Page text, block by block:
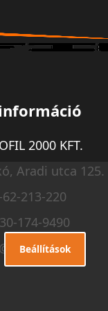
2000 KFT.
Aradi utca 125.
62-213-220
174-9490
profil.hu
Beállítások